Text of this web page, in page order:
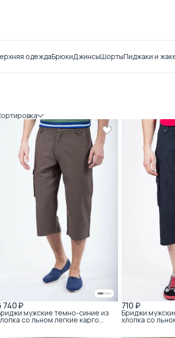
одеждаБрюкиДжинсыШортыПиджаки и
740 ₽
мужские темно-синие из
со льном легкие карго
710 ₽
Бриджи
хлопка со